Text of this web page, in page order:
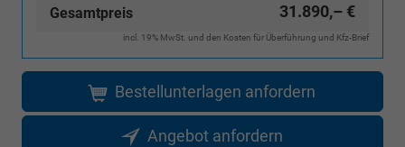
Gesamtpreis 31.890,– €
incl. 19% MwSt. und den Kosten für Überführung und Kfz-Brief
Bestellunterlagen anfordern
Angebot anfordern